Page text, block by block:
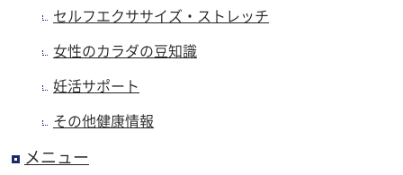
セルフエクササイズ・ストレッチ
女性のカラダの豆知識
妊活サポート
その他健康情報
メニュー